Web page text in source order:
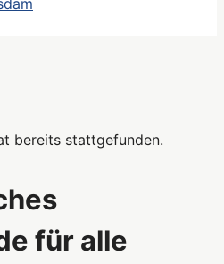
bereits stattgefunden.
für alle